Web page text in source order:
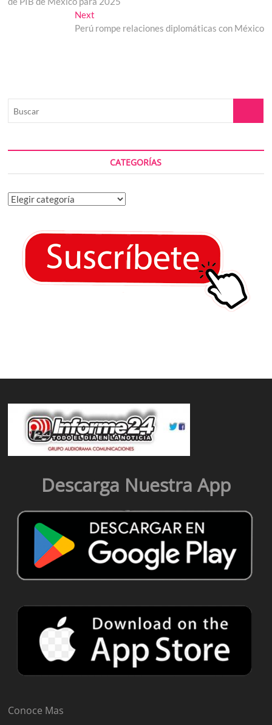
NextNext
post:
Perú rompe relaciones diplomáticas con México
CATEGORÍAS
Categorías
Descarga Nuestra App
Conoce Mas